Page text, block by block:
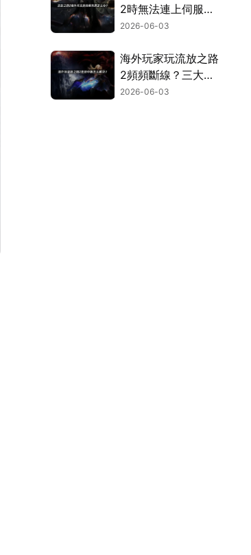
2時無法連上伺服器
的完整解決方案！
2026-06-03
海外玩家玩流放之路
2頻頻斷線？三大主
因與終極解決對策！
2026-06-03